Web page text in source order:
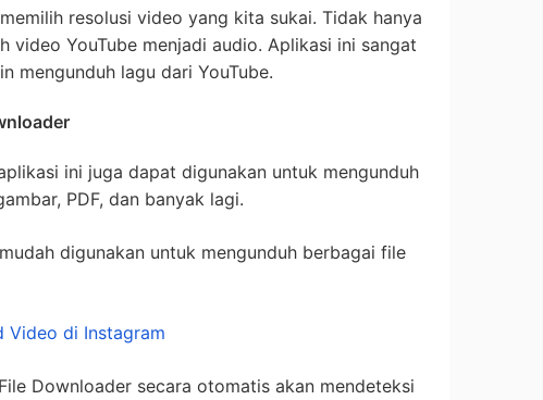
resolusi video yang kita sukai. Tidak hanya
video YouTube menjadi audio. Aplikasi ini sangat
mengunduh lagu dari YouTube.
ini juga dapat digunakan untuk mengunduh
PDF, dan banyak lagi.
digunakan untuk mengunduh berbagai file
Video di Instagram
Downloader secara otomatis akan mendeteksi